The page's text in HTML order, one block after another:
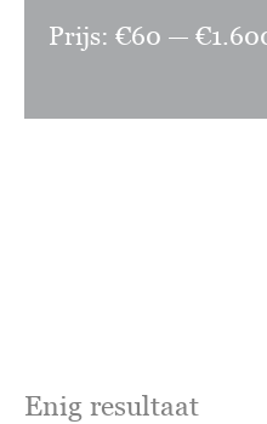
Prijs: €60 —
Enig resultaat